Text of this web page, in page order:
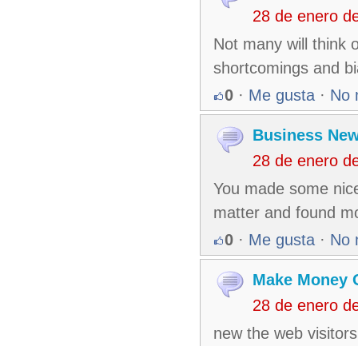
28 de enero
Not many will think
shortcomings and
0 · Me gusta · No
Business
28 de enero
You made some
matter and found
0 · Me gusta · No
Make Money
28 de enero
new the web